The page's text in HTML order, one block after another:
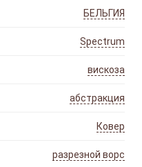
БЕЛЬГИЯ
Spectrum
вискоза
абстракция
Ковер
разрезной ворс